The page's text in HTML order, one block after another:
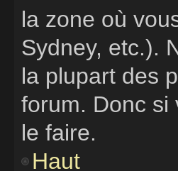
la zone où
Sydney, etc.).
la plupart des
forum. Donc si
le faire.
Haut